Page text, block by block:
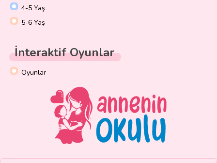
4-5 Yaş
5-6 Yaş
İnteraktif Oyunlar
Oyunlar